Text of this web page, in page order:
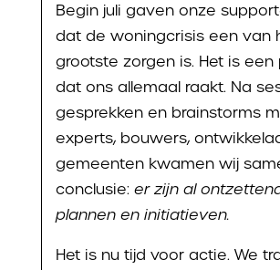
Begin juli gaven onze
dat de woningcrisis een van
grootste zorgen is. Het is een
dat ons allemaal raakt. Na
gesprekken en brainstorms
experts, bouwers,
gemeenten kwamen wij
conclusie: er zijn al
plannen en initiatieven.
Het is nu tijd voor actie. We